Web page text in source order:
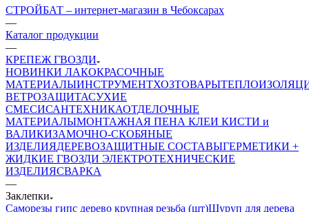
СТРОЙБАТ – интернет-магазин в Чебоксарах
—
Каталог продукции
—
КРЕПЕЖ ГВОЗДИ
НОВИНКИ ЛАКОКРАСОЧНЫЕ
МАТЕРИАЛЫИНСТРУМЕНТХОЗТОВАРЫ
ВЕТРОЗАЩИТАСУХИЕ
СМЕСИСАНТЕХНИКАОТДЕЛОЧНЫЕ
МАТЕРИАЛЫМОНТАЖНАЯ ПЕНА КЛЕИ КИСТИ и
ВАЛИКИЗАМОЧНО-СКОБЯНЫЕ
ИЗДЕЛИЯДЕРЕВОЗАЩИТНЫЕ СОСТАВЫГЕРМЕТИКИ +
ЖИДКИЕ ГВОЗДИ ЭЛЕКТРОТЕХНИЧЕСКИЕ
ИЗДЕЛИЯСВАРКА
—
Заклепки
Саморезы гипс дерево крупная резьба (шт)Шуруп для дерева